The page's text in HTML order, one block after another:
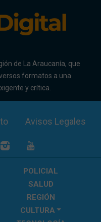
de La Araucanía, que
formatos a una
y crítica.
Avisos Legales
POLICIAL
SALUD
REGIÓN
CULTURA